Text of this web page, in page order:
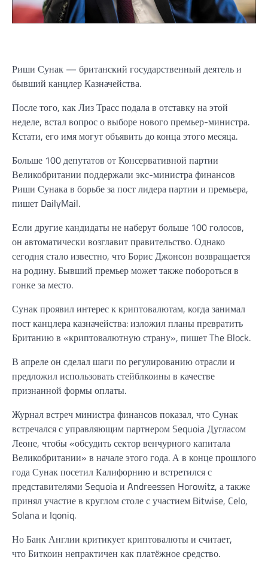
Риши Сунак — британский государственный деятель и
бывший канцлер Казначейства.
После того, как Лиз Трасс подала в отставку на этой
неделе, встал вопрос о выборе нового премьер-министра.
Кстати, его имя могут объявить до конца этого месяца.
Больше 100 депутатов от Консервативной партии
Великобритании поддержали экс-министра финансов
Риши Сунака в борьбе за пост лидера партии и премьера,
пишет DailyMail.
Если другие кандидаты не наберут больше 100 голосов,
он автоматически возглавит правительство. Однако
сегодня стало известно, что Борис Джонсон возвращается
на родину. Бывший премьер может также побороться в
гонке за место.
Сунак проявил интерес к криптовалютам, когда занимал
пост канцлера казначейства: изложил планы превратить
Британию в «криптовалютную страну», пишет The Block.
В апреле он сделал шаги по регулированию отрасли и
предложил использовать стейблкоины в качестве
признанной формы оплаты.
Журнал встреч министра финансов показал, что Сунак
встречался с управляющим партнером Sequoia Дугласом
Леоне, чтобы «обсудить сектор венчурного капитала
Великобритании» в начале этого года. А в конце прошлого
года Сунак посетил Калифорнию и встретился с
представителями Sequoia и Andreessen Horowitz, а также
принял участие в круглом столе с участием Bitwise, Celo,
Solana и Iqoniq.
Но Банк Англии критикует криптовалюты и считает,
что Биткоин непрактичен как платёжное средство.